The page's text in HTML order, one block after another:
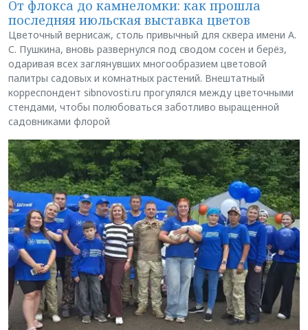
От флокса до камнеломки: как прошла
последняя июльская выставка цветов
Цветочный вернисаж, столь привычный для сквера имени А.
С. Пушкина, вновь развернулся под сводом сосен и берёз,
одаривая всех заглянувших многообразием цветовой
палитры садовых и комнатных растений. Внештатный
корреспондент sibnovosti.ru прогулялся между цветочными
стендами, чтобы полюбоваться заботливо выращенной
садовниками флорой